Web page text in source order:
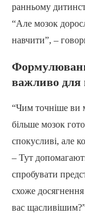
ранньому
“Але мозок
навчити”, –
важливо для
“Чим точніше ви
більше мозок
спокусливі, але
– Тут
спробувати
схоже
вас